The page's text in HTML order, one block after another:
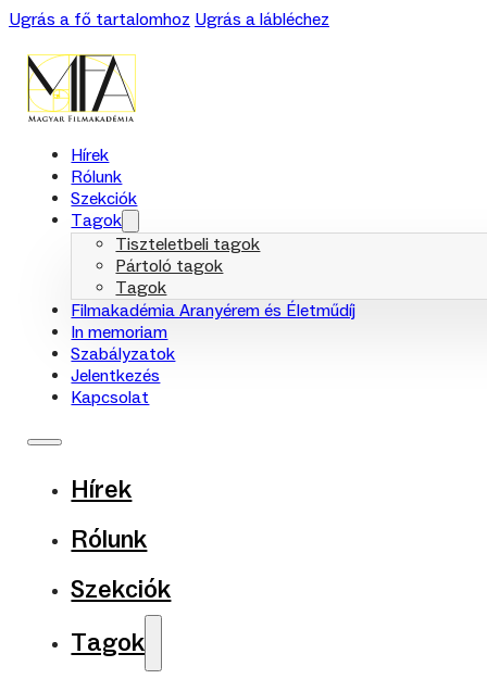
Ugrás a fő tartalomhoz Ugrás a lábléchez
Hírek
Rólunk
Szekciók
Tagok
Tiszteletbeli tagok
Pártoló tagok
Tagok
Filmakadémia Aranyérem és Életműdíj
In memoriam
Szabályzatok
Jelentkezés
Kapcsolat
Hírek
Rólunk
Szekciók
Tagok